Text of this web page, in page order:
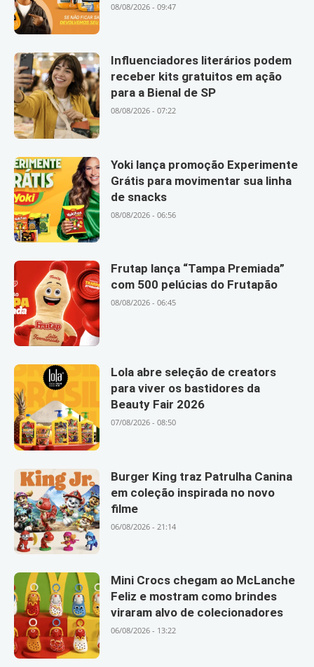
08/08/2026 - 09:47
Influenciadores literários podem
receber kits gratuitos em ação
para a Bienal de SP
08/08/2026 - 07:22
Yoki lança promoção Experimente
Grátis para movimentar sua linha
de snacks
08/08/2026 - 06:56
Frutap lança “Tampa Premiada”
com 500 pelúcias do Frutapão
08/08/2026 - 06:45
Lola abre seleção de creators
para viver os bastidores da
Beauty Fair 2026
07/08/2026 - 08:50
Burger King traz Patrulha Canina
em coleção inspirada no novo
filme
06/08/2026 - 21:14
Mini Crocs chegam ao McLanche
Feliz e mostram como brindes
viraram alvo de colecionadores
06/08/2026 - 13:22